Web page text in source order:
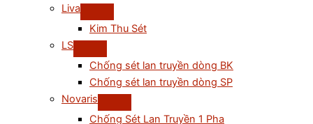
Liva
Kim Thu Sét
LS
Chống sét lan truyền dòng BK
Chống sét lan truyền dòng SP
Novaris
Chống Sét Lan Truyền 1 Pha